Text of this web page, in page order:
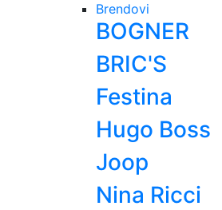
Brendovi
BOGNER
BRIC'S
Festina
Hugo Boss
Joop
Nina Ricci